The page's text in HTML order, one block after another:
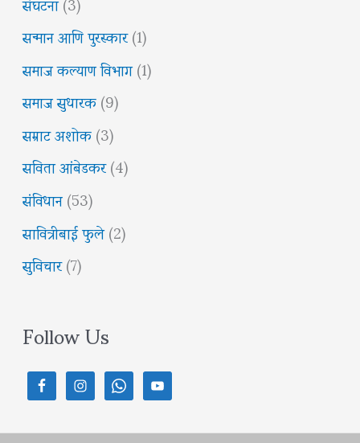
सन्मान आणि पुरस्कार(1)
समाज कल्याण विभाग(1)
समाज सुधारक(9)
सम्राट अशोक(3)
सविता आंबेडकर(4)
संविधान(53)
सावित्रीबाई फुले(2)
सुविचार(7)
Follow Us